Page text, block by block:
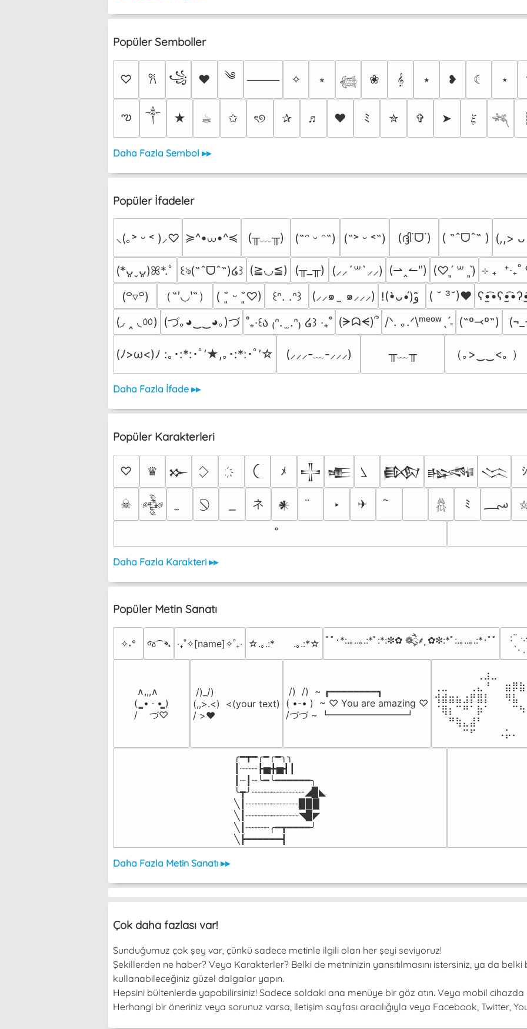
Popüler Semboller
♡ 𐙚 ꧁ ♥ ༄ ⸻ ✧ ⭒ 𓆉 ❀ 𝄞 ⭑ ❥ ☾ ⋆
ఌ ༒︎ ★ ☕︎ ✩ ৎ୭ ✰ ♬ ❤ ﾐ ✮ ✞ ➤ 𝜉 𓆈 ┊
Daha Fazla Sembol ▸▸
Popüler İfadeler
⸜(｡˃ ᵕ ˂ )⸝♡ ≽^•⩊•^≼ (╥﹏╥) (˶ᵔ ᵕ ᵔ˶) (˶˃ ᵕ ˂˶) (ദ്ദി˙ᗜ˙) ( ˶ˆᗜˆ˵ ) (,,>
(*ᴗ͈ˬᴗ͈)ꕤ*.ﾟ ꒰ঌ(˶ˆᗜˆ˵)໒꒱ (≧◡≦) (╥_╥) (⸝⸝´꒳`⸝⸝) (⇀‸↼‶) (♡ˊ͈ ꒳ ˋ͈) ⊹ ₊
(꒪▿꒪)
（˶′◡‵˶） ( ˘͈ ᵕ ˘͈♡) ꒰ᐢ. .ᐢ꒱ (⸝⸝๑  ̫ ๑⸝⸝⸝) ( ˘ ³˘)♥
(◞ ‸ ◟ㆀ) (づ｡◕‿‿◕｡)づ ˚₊‧꒰ა ₍ᐢ.  ̫.ᐢ₎ ໒꒱ ‧₊˚ (ᗒᗣᗕ)՞ /ᐠ. ｡.ᐟ\ᵐᵉᵒʷˎˊ˗ (˶º⤙º˶)
(ﾉ>ω<)ﾉ :｡･:*:･ﾟ’★,｡･:*:･ﾟ’☆ (⸝⸝⸝-﹏-⸝⸝⸝) ╥﹏╥ （｡>‿‿<｡ ）
Daha Fazla İfade ▸▸
Popüler Karakterleri
♡ ♛ 𒁍 ﾒ 𒋲 𒍫 𒁃 𒈙 𒈱 ｼ
☠ 𒅒 ネ 𒀭 ‣ ✈ 𓆣 ﾐ ؄
Daha Fazla Karakteri ▸▸
Popüler Metin Sanatı
✧˖° જ⁀➴ ‎‧₊˚✧[name]✧˚₊‧ ☆.｡.:*　　.｡.:*☆ ﾟﾟ･*:.｡..｡.:*ﾟ:*:✼✿ ❁ཻུ۪۪⸙͎ ✿✼:*ﾟ:.｡..｡.:*･ﾟﾟ
⠀:¨
⠀ `·
∧,,,∧
(  ̳• · • ̳)
/    づ♡
/)_/)
(,,>.<)  <(your text)
/ >❤️
/)  /)  ~ ┏━━━━━━━━┓
( •-• )  ~ ♡ You are amazing ♡
/づづ ~ ┗━━━━━━━━┛
╭━┳━╭━╭━╮╮
┃┈┈┈┣▅╋▅┫┃
┃┈┃┈╰━╰━━━━━━╮
╰┳╯┈┈┈┈┈┈┈┈┈◢▉◣
╲┃┈┈┈┈┈┈┈┈┈▉▉▉
╲┃┈┈┈┈┈┈┈┈┈◥▉◤
╲┃┈┈┈┈╭━┳━━━━╯
╲┣━━━━━━┫﻿
Daha Fazla Metin Sanatı ▸▸
Çok daha fazlası var!
Sunduğumuz çok şey var, çünkü sadece metinle ilgili olan her şeyi seviyoruz!
Şekillerden ne haber? Veya Karakterler? Belki de metninizin yansıtılmasını istersiniz, ya da belki
kullanabileceğiniz güzel dalgalar yapın.
Hepsini bültenlerde yapabilirsiniz! Sadece soldaki ana menüye bir göz atın. Veya mobil cihazda
Herhangi bir öneriniz veya sorunuz varsa, iletişim sayfası aracılığıyla veya Facebook, Twitter,